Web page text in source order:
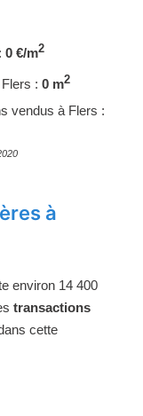
0 €/m2
: 0 m2
vendus à Flers :
à
environ 14 400
transactions
cette